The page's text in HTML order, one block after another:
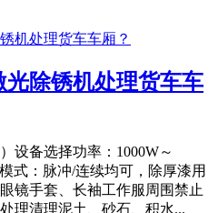
除锈机处理货车车
设备选择功率：1000W～
式：脉冲/连续均可，除厚漆用
镜手套、长袖工作服周围禁止
理清理泥土、砂石、积水...